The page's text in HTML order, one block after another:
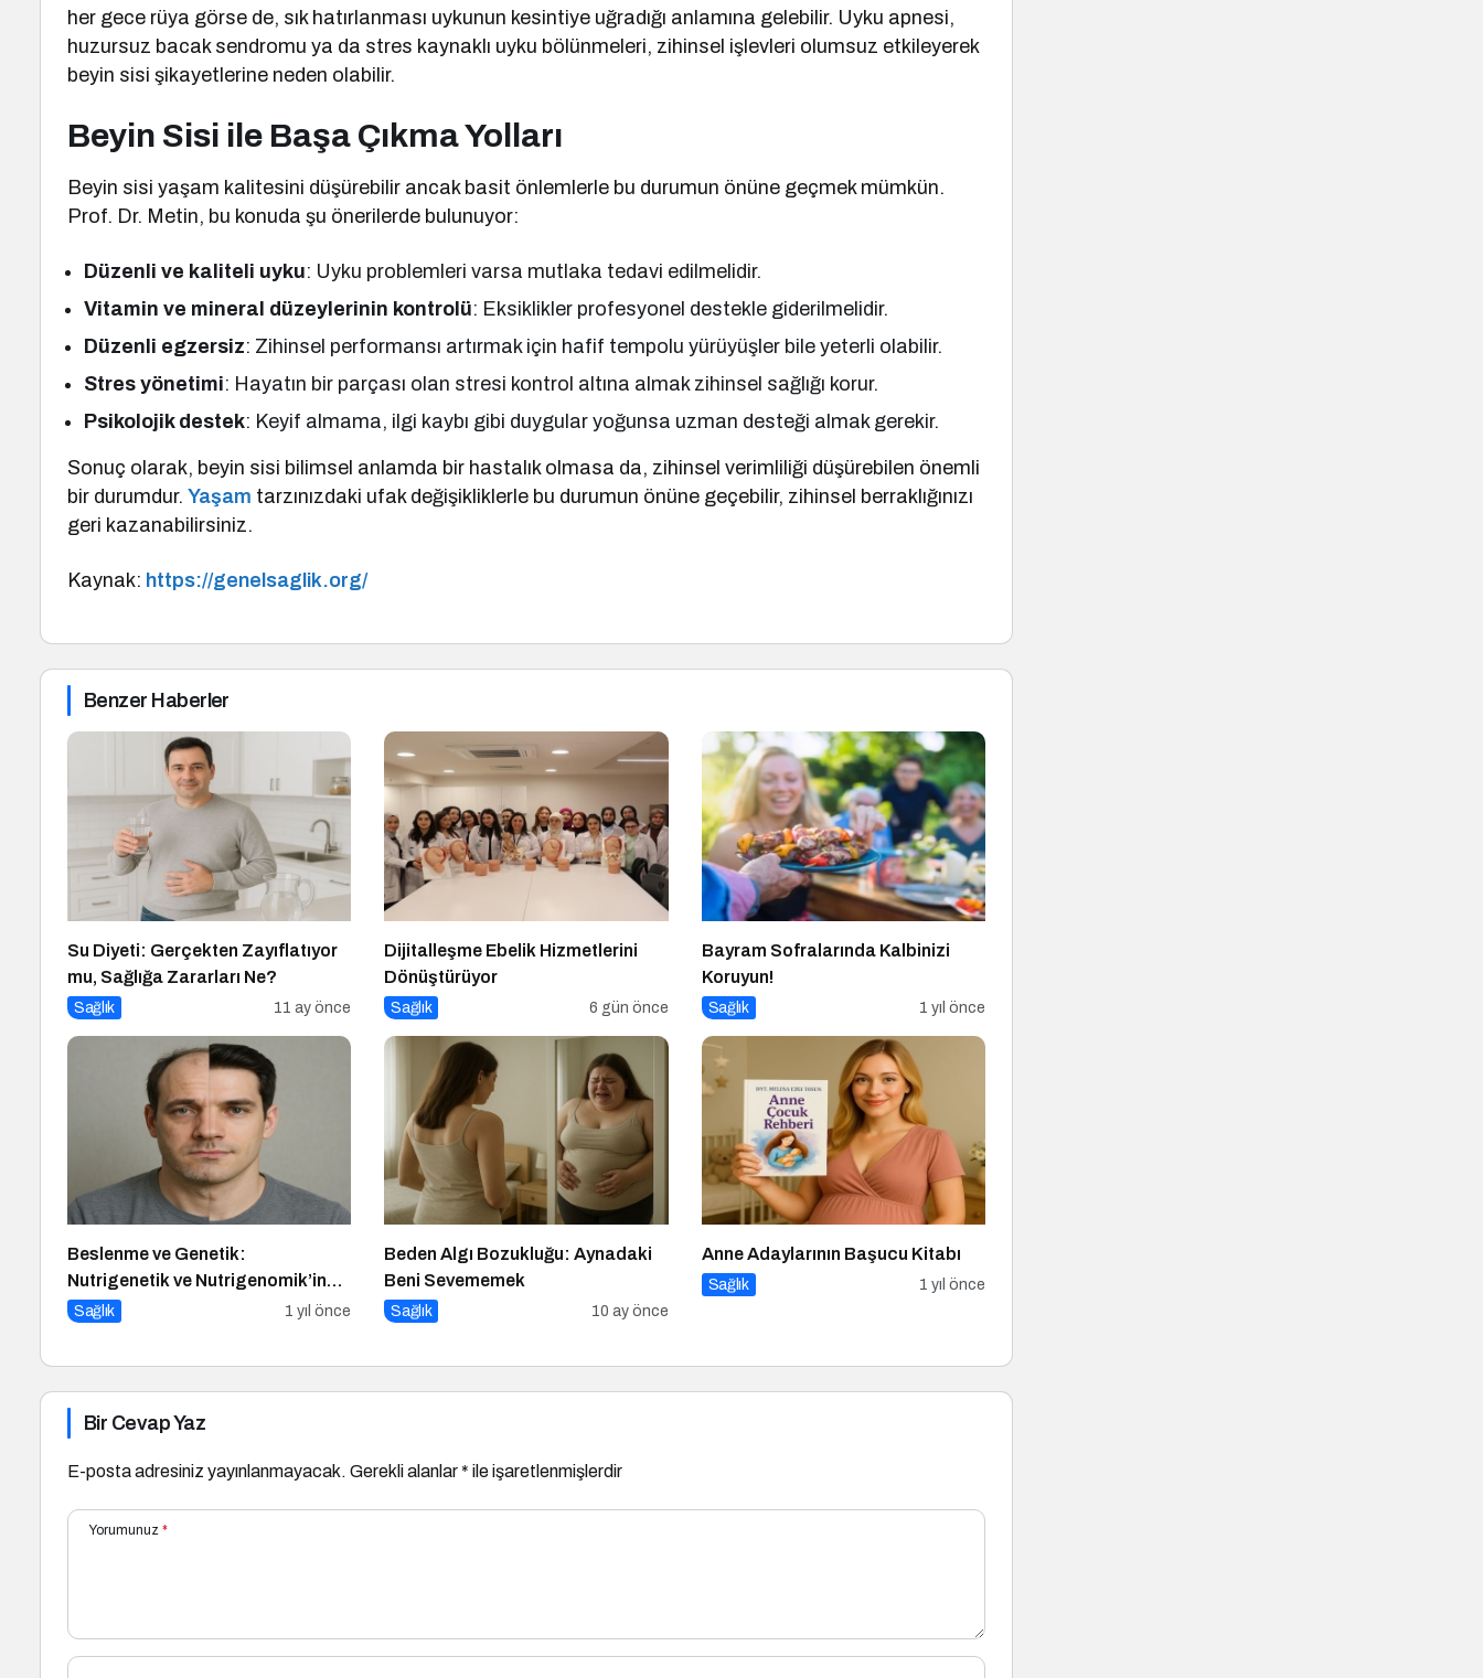
her gece rüya görse de, sık hatırlanması uykunun kesintiye uğradığı anlamına gelebilir. Uyku apnesi,
huzursuz bacak sendromu ya da stres kaynaklı uyku bölünmeleri, zihinsel işlevleri olumsuz etkileyerek
beyin sisi şikayetlerine neden olabilir.
Beyin Sisi ile Başa Çıkma Yolları
Beyin sisi yaşam kalitesini düşürebilir ancak basit önlemlerle bu durumun önüne geçmek mümkün.
Prof. Dr. Metin, bu konuda şu önerilerde bulunuyor:
Düzenli ve kaliteli uyku: Uyku problemleri varsa mutlaka tedavi edilmelidir.
Vitamin ve mineral düzeylerinin kontrolü: Eksiklikler profesyonel destekle giderilmelidir.
Düzenli egzersiz: Zihinsel performansı artırmak için hafif tempolu yürüyüşler bile yeterli olabilir.
Stres yönetimi: Hayatın bir parçası olan stresi kontrol altına almak zihinsel sağlığı korur.
Psikolojik destek: Keyif almama, ilgi kaybı gibi duygular yoğunsa uzman desteği almak gerekir.
Sonuç olarak, beyin sisi bilimsel anlamda bir hastalık olmasa da, zihinsel verimliliği düşürebilen önemli
bir durumdur.Yaşam tarzınızdaki ufak değişikliklerle bu durumun önüne geçebilir, zihinsel berraklığınızı
geri kazanabilirsiniz.
Kaynak: https://genelsaglik.org/
Benzer Haberler
Su Diyeti: Gerçekten Zayıflatıyor
mu, Sağlığa Zararları Ne?
Sağlık 11 ay önce
Dijitalleşme Ebelik Hizmetlerini
Dönüştürüyor
Sağlık 6 gün önce
Bayram Sofralarında Kalbinizi
Koruyun!
Sağlık 1 yıl önce
Beslenme ve Genetik:
Nutrigenetik ve Nutrigenomik’in
Rolü
Sağlık 1 yıl önce
Beden Algı Bozukluğu: Aynadaki
Beni Sevememek
Sağlık 10 ay önce
Anne Adaylarının Başucu Kitabı
Sağlık 1 yıl önce
Bir Cevap Yaz
E-posta adresiniz yayınlanmayacak. Gerekli alanlar* ile işaretlenmişlerdir
Yorumunuz *